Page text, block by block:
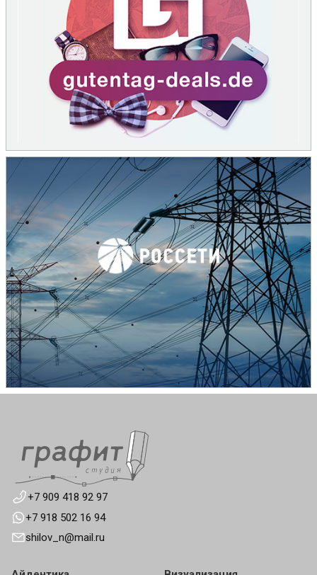
+7 909 418 92 97
+7 918 502 16 94
shilov_n@mail.ru